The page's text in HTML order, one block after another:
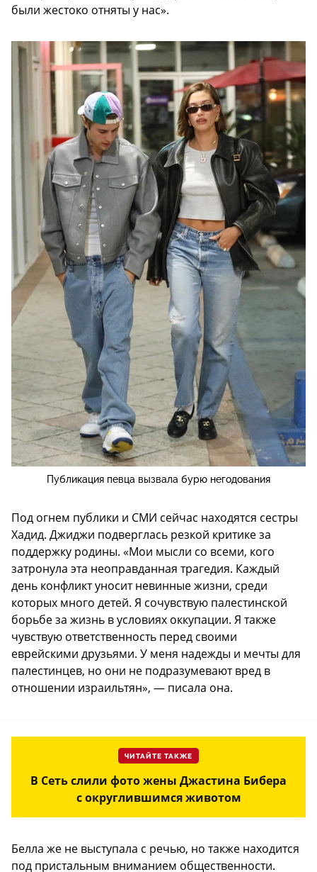
были жестоко отняты у нас».
Публикация певца вызвала бурю негодования
Под огнем публики и СМИ сейчас находятся сестры
Хадид. Джиджи подверглась резкой критике за
поддержку родины. «Мои мысли со всеми, кого
затронула эта неоправданная трагедия. Каждый
день конфликт уносит невинные жизни, среди
которых много детей. Я сочувствую палестинской
борьбе за жизнь в условиях оккупации. Я также
чувствую ответственность перед своими
еврейскими друзьями. У меня надежды и мечты для
палестинцев, но они не подразумевают вред в
отношении израильтян», — писала она.
ЧИТАЙТЕ ТАКЖЕ
В Сеть слили фото жены Джастина Бибера
с округлившимся животом
Белла же не выступала с речью, но также находится
под пристальным вниманием общественности.